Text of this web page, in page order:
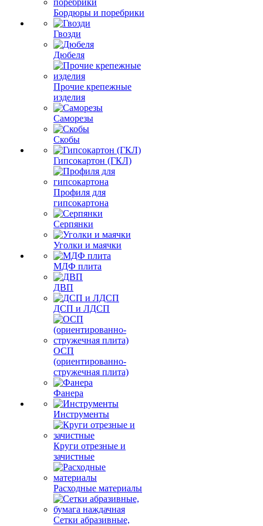
Бордюры и поребрики
Гвозди
Дюбеля
Прочие крепежные
изделия
Саморезы
Скобы
Гипсокартон (ГКЛ)
Профиля для
гипсокартона
Серпянки
Уголки и маячки
МДФ плита
ДВП
ДСП и ЛДСП
ОСП
(ориентированно-
стружечная плита)
Фанера
Инструменты
Круги отрезные и
зачистные
Расходные материалы
Сетки абразивные,